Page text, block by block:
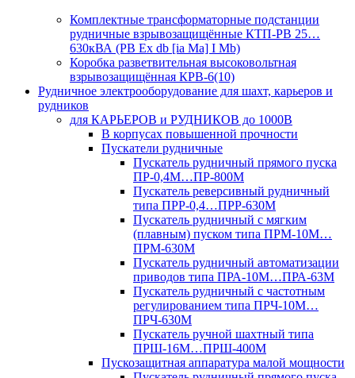
Комплектные трансформаторные подстанции
рудничные взрывозащищённые КТП-РВ 25…
630кВА (РВ Ex db [ia Ma] I Mb)
Коробка разветвительная высоковольтная
взрывозащищённая КРВ-6(10)
Рудничное электрооборудование для шахт, карьеров и
рудников
для КАРЬЕРОВ и РУДНИКОВ до 1000В
В корпусах повышенной прочности
Пускатели рудничные
Пускатель рудничный прямого пуска
ПР-0,4М…ПР-800М
Пускатель реверсивный рудничный
типа ПРР-0,4…ПРР-630М
Пускатель рудничный с мягким
(плавным) пуском типа ПРМ-10М…
ПРМ-630М
Пускатель рудничный автоматизации
приводов типа ПРА-10М…ПРА-63М
Пускатель рудничный с частотным
регулированием типа ПРЧ-10М…
ПРЧ-630М
Пускатель ручной шахтный типа
ПРШ-16М…ПРШ-400М
Пускозащитная аппаратура малой мощности